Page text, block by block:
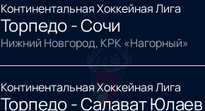
Континентальная Хоккейная Лига
Торпедо - Сочи
Нижний Новгород, КРК «Нагорный»
Континентальная Хоккейная Лига
Торпедо - Салават Юлаев